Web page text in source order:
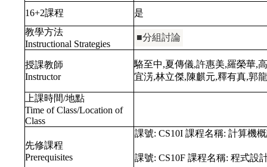
16+2課程
是
教學方法
Instructional Strategies
■分組討論
授課教師
Instructor
駱至中,夏傳儀,許惠美,羅榮華,高
宜淓,林立傑,陳麒元,釋有真,郭龍
上課時間/地點
Time of Class/Location of
Class
先修課程
Prerequisites
課號: CS10I 課程名稱: 計算機
課號: CS10F 課程名稱: 程式設